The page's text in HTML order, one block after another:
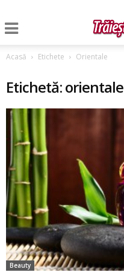
Acasă Etichete Orientale
Etichetă: orientale
Beauty